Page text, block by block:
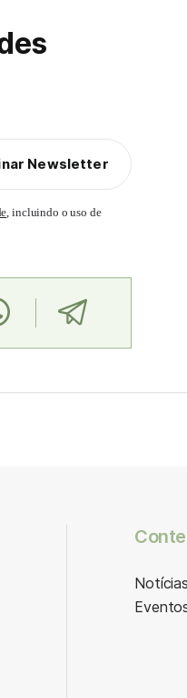
Newsletter
, incluindo o uso de
Notícias